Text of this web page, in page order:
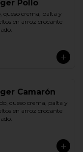
Pollo
queso crema, palta y
en arroz crocante
Camarón
queso crema, palta y
en arroz crocante